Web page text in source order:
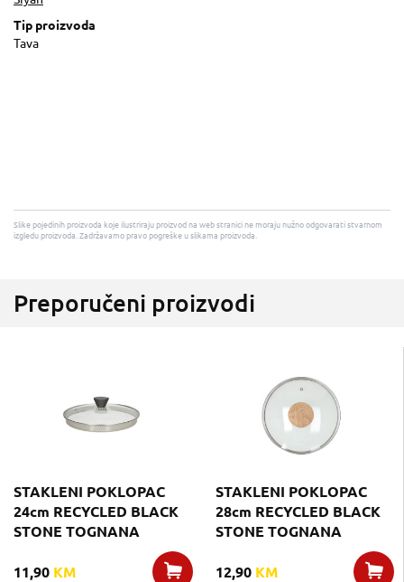
Tip proizvoda
Tava
Slike pojedinih proizvoda koje ilustriraju proizvod na web stranici ne moraju nužno odgovarati stvarnom
izgledu proizvoda. Zadržavamo pravo pogreške u slikama proizvoda.
Preporučeni proizvodi
STAKLENI POKLOPAC
24cm RECYCLED BLACK
STONE TOGNANA
11,90 KM
STAKLENI POKLOPAC
28cm RECYCLED BLACK
STONE TOGNANA
12,90 KM